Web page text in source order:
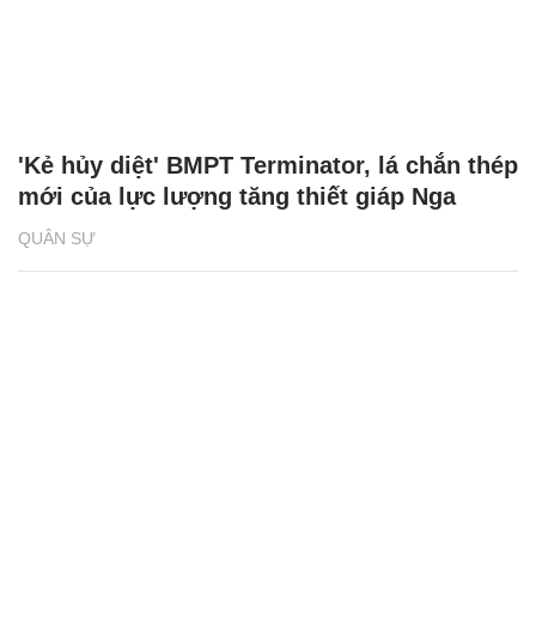
QUÂN SỰ
'Kẻ hủy diệt' BMPT Terminator, lá chắn thép
mới của lực lượng tăng thiết giáp Nga